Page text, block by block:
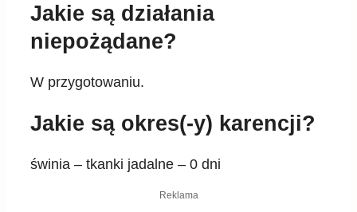
Jakie są działania
niepożądane?
W przygotowaniu.
Jakie są okres(-y) karencji?
świnia – tkanki jadalne – 0 dni
Reklama